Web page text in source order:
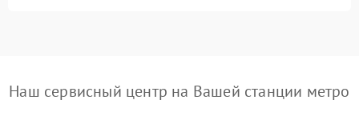
Наш сервисный центр на Вашей станции метро